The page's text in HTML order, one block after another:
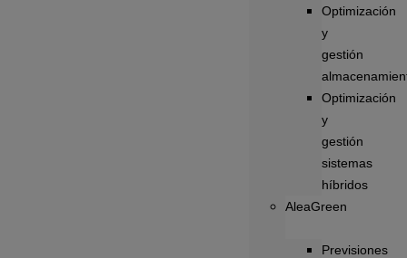
Optimización
y
gestión
Optimización
y
gestión
sistemas
híbridos
AleaGreen
Previsiones